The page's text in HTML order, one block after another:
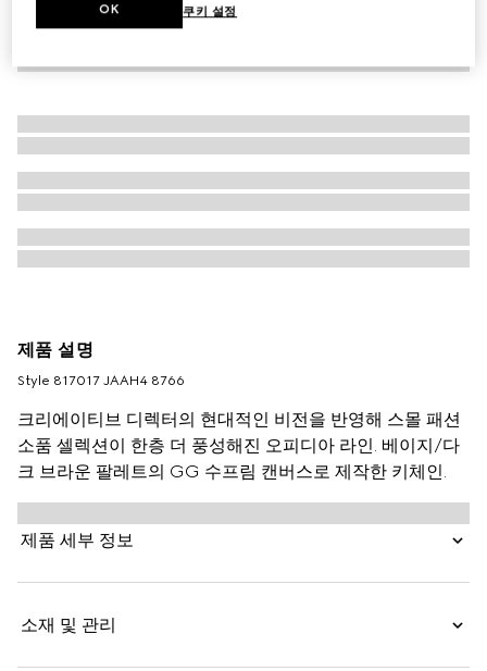
제품 설명
Style ‎817017 JAAH4 8766
크리에이티브 디렉터의 현대적인 비전을 반영해 스몰 패션
소품 셀렉션이 한층 더 풍성해진 오피디아 라인. 베이지/다
크 브라운 팔레트의 GG 수프림 캔버스로 제작한 키체인.
제품 세부 정보
소재 및 관리
쿠키 설정
OK